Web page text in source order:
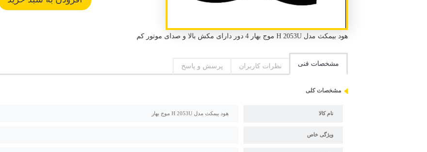
هود بیمکث مدل H 2053U موج بهار 4 دور دارای مکش بالا و صدای موتور کم
مشخصات فنی نظرات کاربران پرسش و پاسخ
مشخصات کلی
نام کالا هود بیمکث مدل H 2053U موج بهار
ویژگی خاص